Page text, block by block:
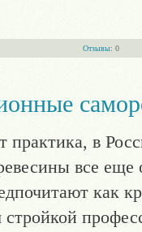
Отзывы: 0
практика, в
все еще
как